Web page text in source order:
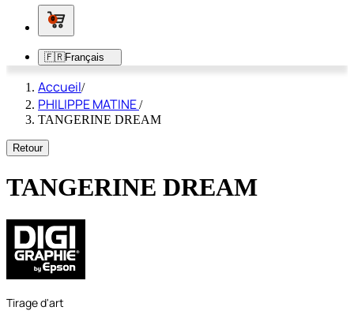
0
🇫🇷Français
Accueil/
PHILIPPE MATINE/
TANGERINE DREAM
Retour
TANGERINE DREAM
Tirage d'art